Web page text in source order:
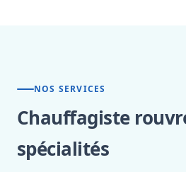
NOS SERVICES
Chauffagiste
spécialités